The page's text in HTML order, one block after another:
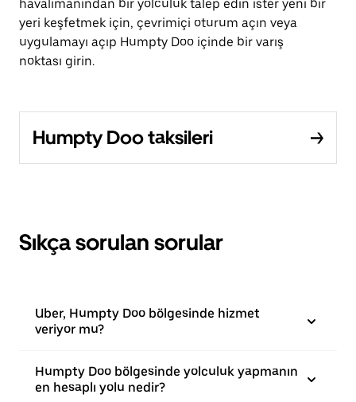
havalimanından bir yolculuk talep edin ister yeni bir
yeri keşfetmek için, çevrimiçi oturum açın veya
uygulamayı açıp Humpty Doo içinde bir varış
noktası girin.
Humpty Doo taksileri
Sıkça sorulan sorular
Uber, Humpty Doo bölgesinde hizmet
veriyor mu?
Humpty Doo bölgesinde yolculuk yapmanın
en hesaplı yolu nedir?